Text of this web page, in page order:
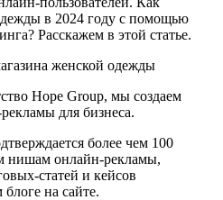
в 2024 году с помощью
Расскажем в этой статье.
Hope Group, мы создаем
для бизнеса.
более чем 100
нишам онлайн-рекламы,
статей и кейсов
на сайте.